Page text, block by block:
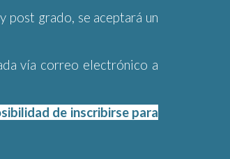
post grado, se aceptará un
vía correo electrónico a
de inscribirse para